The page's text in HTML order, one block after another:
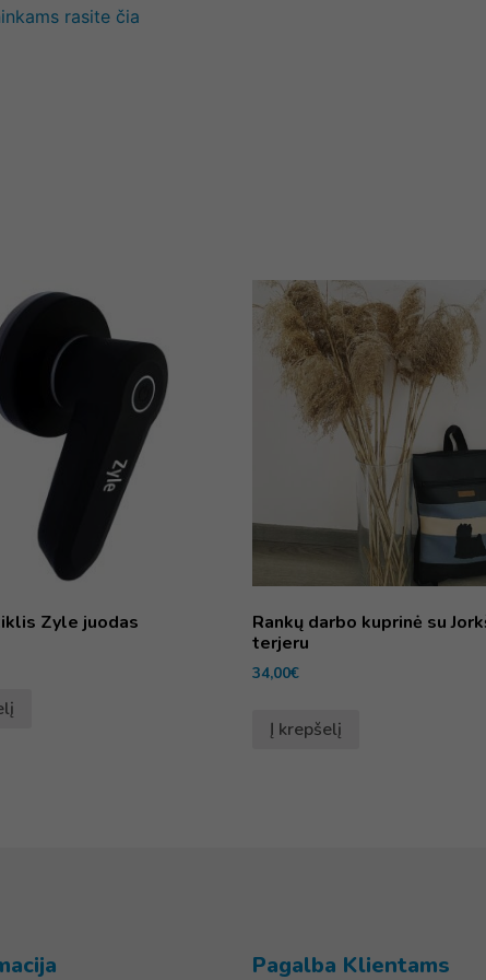
rasite čia
Zyle juodas
Rankų darbo kuprinė su
terjeru
34,00€
Į krepšelį
Pagalba Klientams